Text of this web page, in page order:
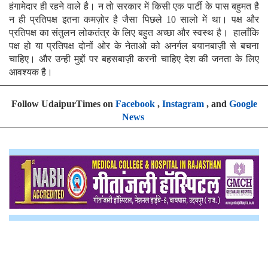
हंगामेदार ही रहने वाले है। न तो सरकार में किसी एक पार्टी के पास बहुमत है
न ही प्रतिपक्ष इतना कमज़ोर है जैसा पिछले 10 सालो में था। पक्ष और
प्रतिपक्ष का संतुलन लोकतंत्र के लिए बहुत अच्छा और स्वस्थ है। हालाँकि
पक्ष हो या प्रतिपक्ष दोनों ओर के नेताओ को अनर्गल बयानबाज़ी से बचना
चाहिए। और उन्ही मुद्दों पर बहसबाज़ी करनी चाहिए देश की जनता के लिए
आवश्यक है।
Follow UdaipurTimes on Facebook, Instagram, and Google
News